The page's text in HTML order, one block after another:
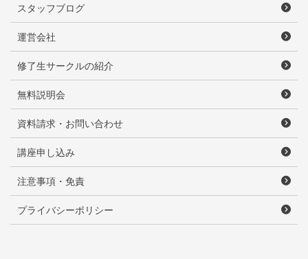
スタッフブログ
運営会社
修了生サークルの紹介
無料説明会
資料請求・お問い合わせ
講座申し込み
注意事項・免責
プライバシーポリシー